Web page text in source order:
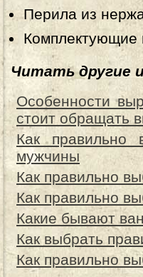
Перила из
Комплектующие
Читать другие
Особенности
стоит обращать
Как правильно
мужчины
Как правильно
Как правильно
Какие бывают
Как выбрать
Как правильно